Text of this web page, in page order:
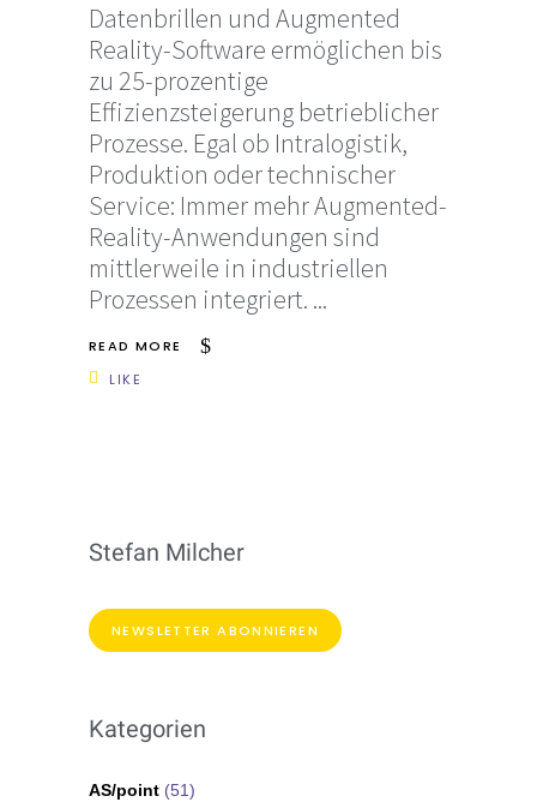
Datenbrillen und Augmented
Reality-Software ermöglichen bis
zu 25-prozentige
Effizienzsteigerung betrieblicher
Prozesse. Egal ob Intralogistik,
Produktion oder technischer
Service: Immer mehr Augmented-
Reality-Anwendungen sind
mittlerweile in industriellen
Prozessen integriert.
READ MORE
LIKE
Stefan Milcher
NEWSLETTER ABONNIEREN
Kategorien
AS/point (51)